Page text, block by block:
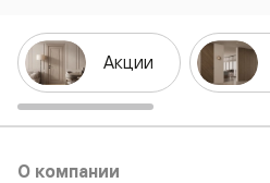
Акции
О компании